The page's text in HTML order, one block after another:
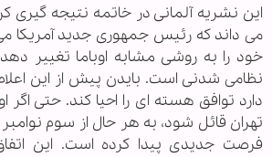
این نشریه آلمانی در خاتمه نتیجه گیری
می داند که رئیس جمهوری جدید آمریکا
خود را به روشی مشابه اوباما تغییر
نظامی شدنی است. بایدن پیش از این
دارد توافق هسته ای را احیا کند. حتی
تهران قائل شود، به هر حال از سوم
فرصت جدیدی پیدا کرده است. این